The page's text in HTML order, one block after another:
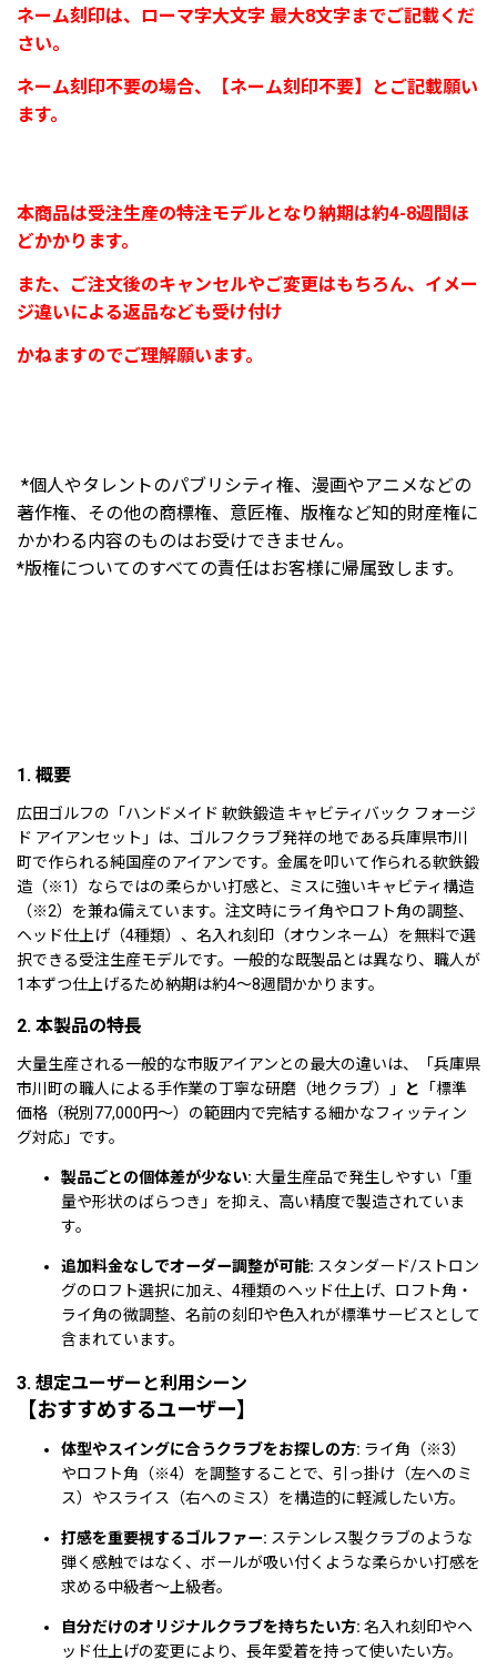
ネーム刻印は、ローマ字大文字 最大8文字までご記載くだ
さい。
ネーム刻印不要の場合、【ネーム刻印不要】とご記載願い
ます。
本商品は受注生産の特注モデルとなり納期は約4-8週間ほ
どかかります。
また、ご注文後のキャンセルやご変更はもちろん、イメー
ジ違いによる返品なども受け付け
かねますのでご理解願います。
*個人やタレントのパブリシティ権、漫画やアニメなどの
著作権、その他の商標権、意匠権、版権など知的財産権に
かかわる内容のものはお受けできません。
*版権についてのすべての責任はお客様に帰属致します。
1. 概要
広田ゴルフの「ハンドメイド 軟鉄鍛造 キャビティバック フォージ
ド アイアンセット」は、ゴルフクラブ発祥の地である兵庫県市川
町で作られる純国産のアイアンです。金属を叩いて作られる軟鉄鍛
造（※1）ならではの柔らかい打感と、ミスに強いキャビティ構造
（※2）を兼ね備えています。注文時にライ角やロフト角の調整、
ヘッド仕上げ（4種類）、名入れ刻印（オウンネーム）を無料で選
択できる受注生産モデルです。一般的な既製品とは異なり、職人が
1本ずつ仕上げるため納期は約4〜8週間かかります。
2. 本製品の特長
大量生産される一般的な市販アイアンとの最大の違いは、「兵庫県
市川町の職人による手作業の丁寧な研磨（地クラブ）」
と
「標準
価格（税別77,000円〜）の範囲内で完結する細かなフィッティン
グ対応」です。
製品ごとの個体差が少ない: 大量生産品で発生しやすい「重
量や形状のばらつき」を抑え、高い精度で製造されていま
す。
追加料金なしでオーダー調整が可能: スタンダード/ストロン
グのロフト選択に加え、4種類のヘッド仕上げ、ロフト角・
ライ角の微調整、名前の刻印や色入れが標準サービスとして
含まれています。
3. 想定ユーザーと利用シーン
【おすすめするユーザー】
体型やスイングに合うクラブをお探しの方: ライ角（※3）
やロフト角（※4）を調整することで、引っ掛け（左へのミ
ス）やスライス（右へのミス）を構造的に軽減したい方。
打感を重要視するゴルファー: ステンレス製クラブのような
弾く感触ではなく、ボールが吸い付くような柔らかい打感を
求める中級者〜上級者。
自分だけのオリジナルクラブを持ちたい方: 名入れ刻印やヘ
ッド仕上げの変更により、長年愛着を持って使いたい方。